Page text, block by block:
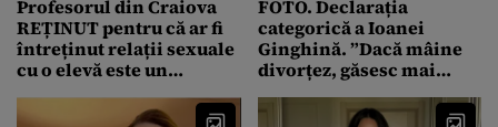
Profesorul din Craiova
REȚINUT pentru că ar fi
întreținut relații sexuale
cu o elevă este un
FOTO. Declarația
categorică a Ioanei
Ginghină. ”Dacă mâine
divorțez, găsesc mai
imaginează ele ALTUL”